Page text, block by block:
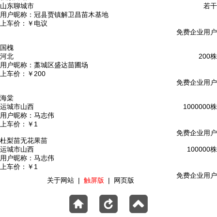
若干
山东聊城市
用户昵称： 冠县贾镇解卫昌苗木基地
上车价： ￥电议
免费企业用户
国槐
200株
河北
用户昵称： 藁城区盛达苗圃场
上车价： ￥200
免费企业用户
海棠
1000000株
运城市山西
用户昵称： 马志伟
上车价： ￥1
免费企业用户
杜梨苗无花果苗
100000株
运城市山西
用户昵称： 马志伟
上车价： ￥1
免费企业用户
关于网站 | 触屏版 | 网页版